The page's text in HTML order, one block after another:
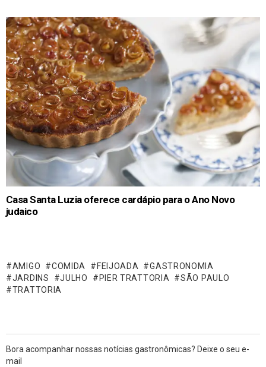
Casa Santa Luzia oferece cardápio para o Ano Novo
judaico
AMIGO COMIDA FEIJOADA
GASTRONOMIA
JARDINS
JULHO PIER TRATTORIA
SÃO PAULO
TRATTORIA
Bora acompanhar nossas notícias gastronômicas? Deixe o seu e-
mail